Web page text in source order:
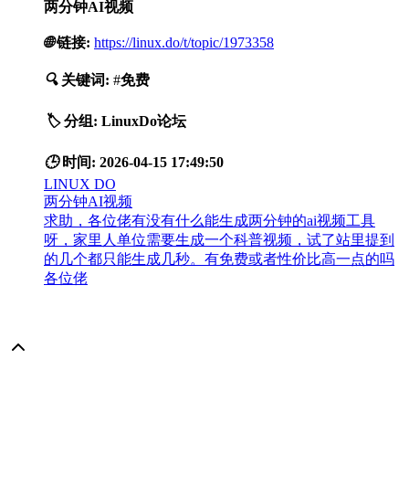
两分钟AI视频
🌐 链接: https://linux.do/t/topic/1973358
🔍 关键词: #免费
🏷️ 分组: LinuxDo论坛
🕒 时间: 2026-04-15 17:49:50
LINUX DO
两分钟AI视频
求助，各位佬有没有什么能生成两分钟的ai视频工具
呀，家里人单位需要生成一个科普视频，试了站里提到
的几个都只能生成几秒。有免费或者性价比高一点的吗
各位佬